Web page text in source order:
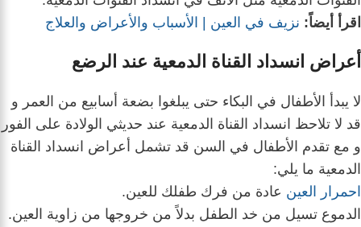
اقرأ أيضاً: نزيف في العين | الأسباب والأعراض والعلاج
أعراض انسداد القناة الدمعية عند الرضع
لا يبدأ الأطفال في البكاء حتى يبلغوا بضعة أسابيع من العمر و
قد لا تلاحظ انسداد القناة الدمعية عند حديثي الولادة على الفور
و مع تقدم الأطفال في السن قد تشمل أعراض انسداد القناة
الدمعية ما يلي:
احمرار العين عادة من فرك طفلك للعين.
الدموع تسيل من خد الطفل بدلاً من خروجها من زاوية العين.